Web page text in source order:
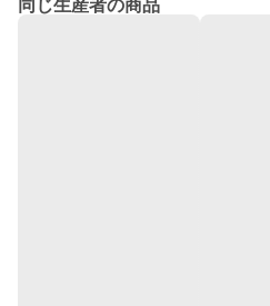
同じ生産者の商品